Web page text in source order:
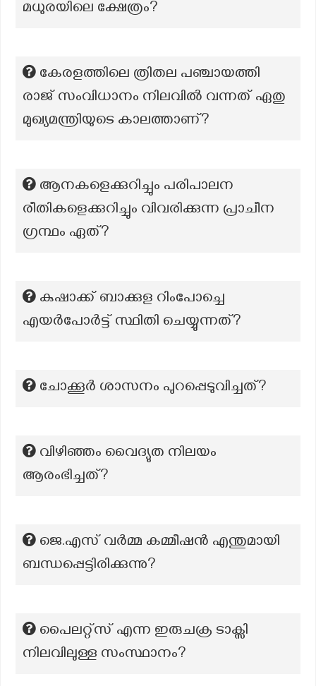
മധുരയിലെ ക്ഷേത്രം?
കേരളത്തിലെ ത്രിതല പഞ്ചായത്തി
രാജ് സംവിധാനം നിലവിൽ വന്നത് ഏതു
മുഖ്യമന്ത്രിയുടെ കാലത്താണ്?
ആനകളെക്കുറിച്ചും പരിപാലന
രീതികളെക്കുറിച്ചും വിവരിക്കുന്ന പ്രാചീന
ഗ്രന്ഥം ഏത്?
കുഷാക്ക് ബാക്കുള റിംപോച്ചെ
എയർപോർട്ട് സ്ഥിതി ചെയ്യുന്നത്?
ചോക്കൂർ ശാസനം പുറപ്പെടുവിച്ചത്?
വിഴിഞ്ഞം വൈദ്യുത നിലയം
ആരംഭിച്ചത്?
ജെ.എസ് വർമ്മ കമ്മീഷൻ എന്തുമായി
ബന്ധപ്പെട്ടിരിക്കുന്നു?
പൈലറ്റ്സ് എന്ന ഇരുചക്ര ടാക്സി
നിലവിലുള്ള സംസ്ഥാനം?